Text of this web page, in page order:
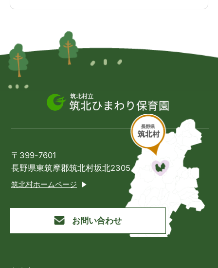
〒399-7601
長野県東筑摩郡筑北村坂北2305
筑北村ホームページ
お問い合わせ